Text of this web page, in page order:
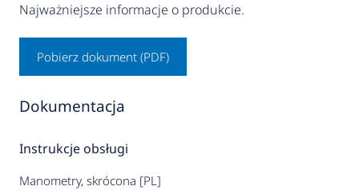
Najważniejsze informacje o produkcie.
Pobierz dokument (PDF)
Dokumentacja
Instrukcje obsługi
Manometry, skrócona [PL]